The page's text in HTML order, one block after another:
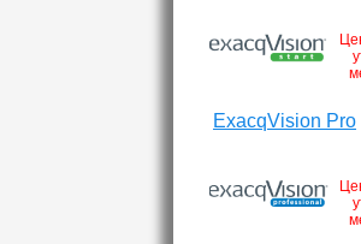
ExacqVision Pro